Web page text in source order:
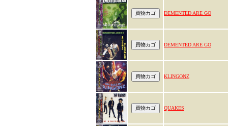
DEMENTED ARE GO
DEMENTED ARE GO
KLINGONZ
QUAKES